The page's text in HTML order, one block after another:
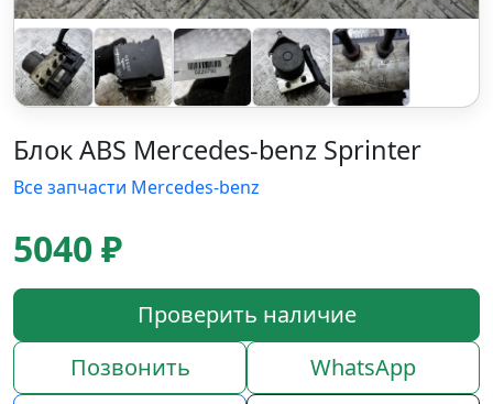
Блок ABS Mercedes-benz Sprinter
Все запчасти Mercedes-benz
5040 ₽
Проверить наличие
Позвонить
WhatsApp